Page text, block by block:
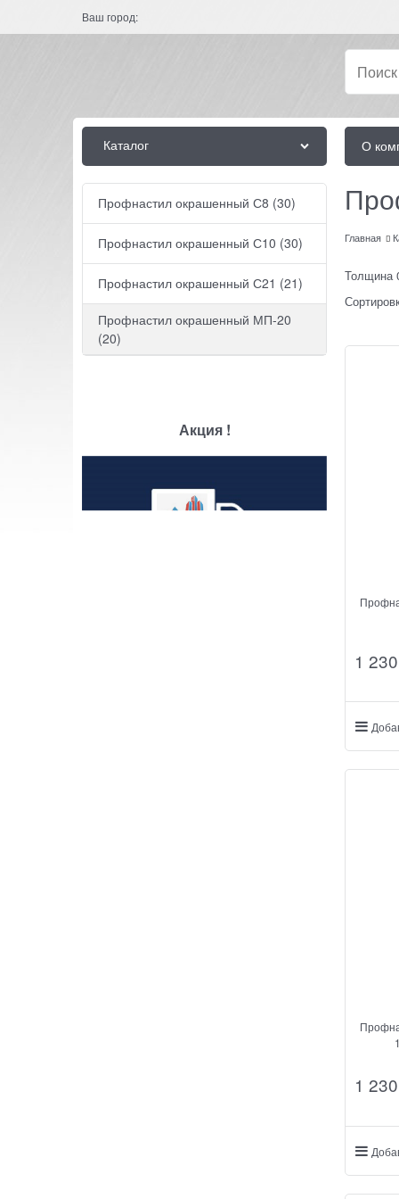
Ваш город:
Каталог О
Профнастил окрашенный С8 (30)
Профнастил окрашенный С10 (30)
Профнастил окрашенный С21 (21)
Профнастил окрашенный МП-20
(20)
Акция !
Главная
Толщина
1 230
1 230